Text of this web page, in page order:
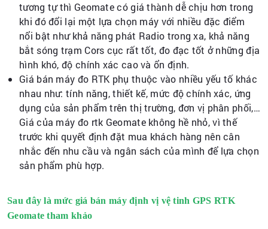
tương tự thì Geomate có giá thành dễ chịu hơn trong
khi đó đổi lại một lựa chọn máy với nhiều đặc điểm
nổi bật như khả năng phát Radio trong xa, khả năng
bắt sóng trạm Cors cục rất tốt, đo đạc tốt ở những địa
hình khó, độ chính xác cao và ổn định.
Giá bán máy đo RTK phụ thuộc vào nhiều yếu tố khác
nhau như: tính năng, thiết kế, mức độ chính xác, ứng
dụng của sản phẩm trên thị trường, đơn vị phân phối,…
Giá của máy đo rtk Geomate không hề nhỏ, vì thế
trước khi quyết định đặt mua khách hàng nên cân
nhắc đến nhu cầu và ngân sách của mình để lựa chọn
sản phẩm phù hợp.
Sau đây là mức giá bán máy định vị vệ tinh GPS RTK
Geomate tham khảo